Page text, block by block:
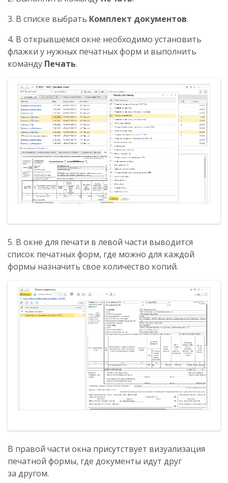
3. В списке выбрать Комплект документов.
4. В открывшемся окне необходимо установить
флажки у нужных печатных форм и выполнить
команду Печать.
5. В окне для печати в левой части выводится
список печатных форм, где можно для каждой
формы назначить свое количество копий.
В правой части окна присутствует визуализация
печатной формы, где документы идут друг
за другом.